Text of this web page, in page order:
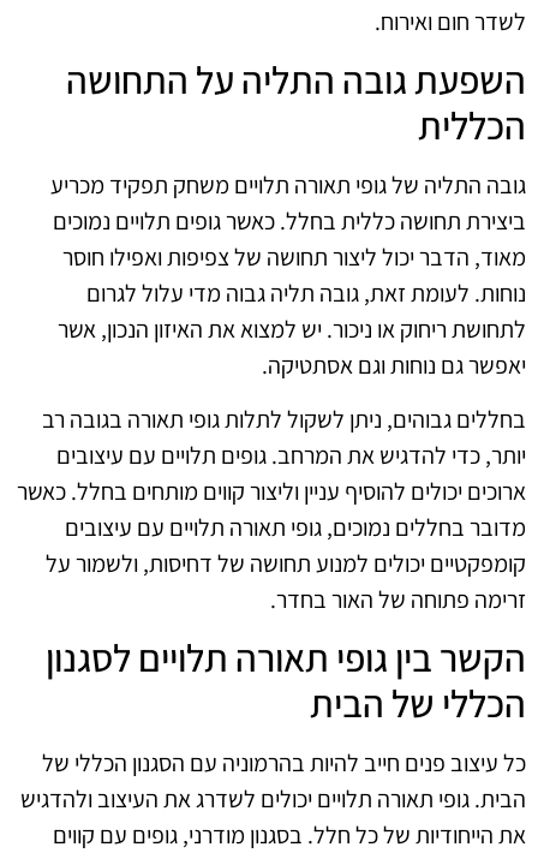
לשדר חום ואירוח.
השפעת גובה התליה על התחושה
הכללית
גובה התליה של גופי תאורה תלויים משחק תפקיד מכריע
ביצירת תחושה כללית בחלל. כאשר גופים תלויים נמוכים
מאוד, הדבר יכול ליצור תחושה של צפיפות ואפילו חוסר
נוחות. לעומת זאת, גובה תליה גבוה מדי עלול לגרום
לתחושת ריחוק או ניכור. יש למצוא את האיזון הנכון, אשר
יאפשר גם נוחות וגם אסתטיקה.
בחללים גבוהים, ניתן לשקול לתלות גופי תאורה בגובה רב
יותר, כדי להדגיש את המרחב. גופים תלויים עם עיצובים
ארוכים יכולים להוסיף עניין וליצור קווים מותחים בחלל. כאשר
מדובר בחללים נמוכים, גופי תאורה תלויים עם עיצובים
קומפקטיים יכולים למנוע תחושה של דחיסות, ולשמור על
זרימה פתוחה של האור בחדר.
הקשר בין גופי תאורה תלויים לסגנון
הכללי של הבית
כל עיצוב פנים חייב להיות בהרמוניה עם הסגנון הכללי של
הבית. גופי תאורה תלויים יכולים לשדרג את העיצוב ולהדגיש
את הייחודיות של כל חלל. בסגנון מודרני, גופים עם קווים